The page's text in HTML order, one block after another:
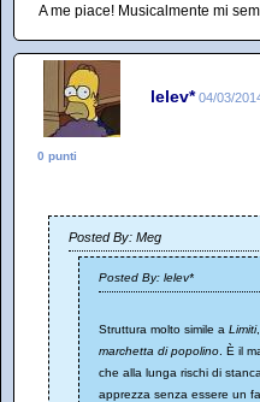
A me piace! Musicalmente mi
lelev* 04/03/
0 punti
Posted By: Meg
Posted By: lelev*
Struttura molto simile a Limiti,
marchetta di popolino . È il
che alla lunga rischi di
apprezza senza essere un